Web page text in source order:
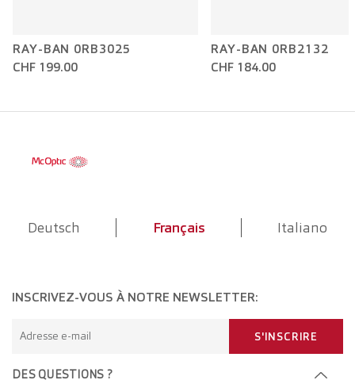
RAY-BAN 0RB3025
CHF 199.00
RAY-BAN 0RB2132
CHF 184.00
Deutsch Français Italiano
DES QUESTIONS ?
INSCRIVEZ-VOUS À NOTRE NEWSLETTER:
Adresse e-mail S'INSCRIRE